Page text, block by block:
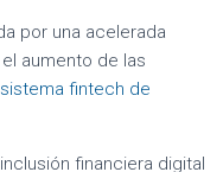
por una acelerada
aumento de las
fintech de
financiera digital